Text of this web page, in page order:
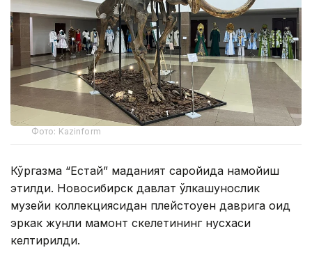
Фото: Kazinform
Кўргазма “Естай” маданият саройида намойиш
этилди. Новосибирск давлат ўлкашунослик
музейи коллекциясидан плейстоуен даврига оид
эркак жунли мамонт скелетининг нусхаси
келтирилди.